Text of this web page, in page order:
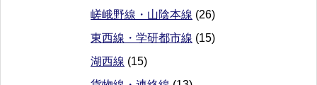
嵯峨野線・山陰本線 (26)
東西線・学研都市線 (15)
湖西線 (15)